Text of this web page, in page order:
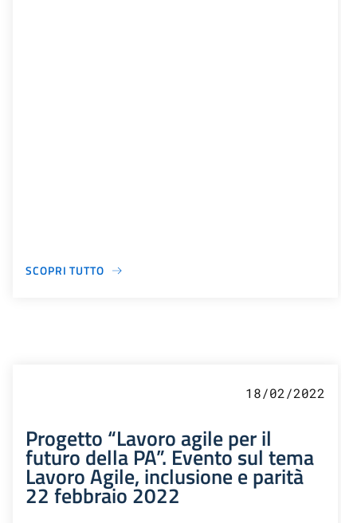
SCOPRI TUTTO
18/02/2022
Progetto “Lavoro agile per il
futuro della PA”. Evento sul tema
Lavoro Agile, inclusione e parità
22 febbraio 2022